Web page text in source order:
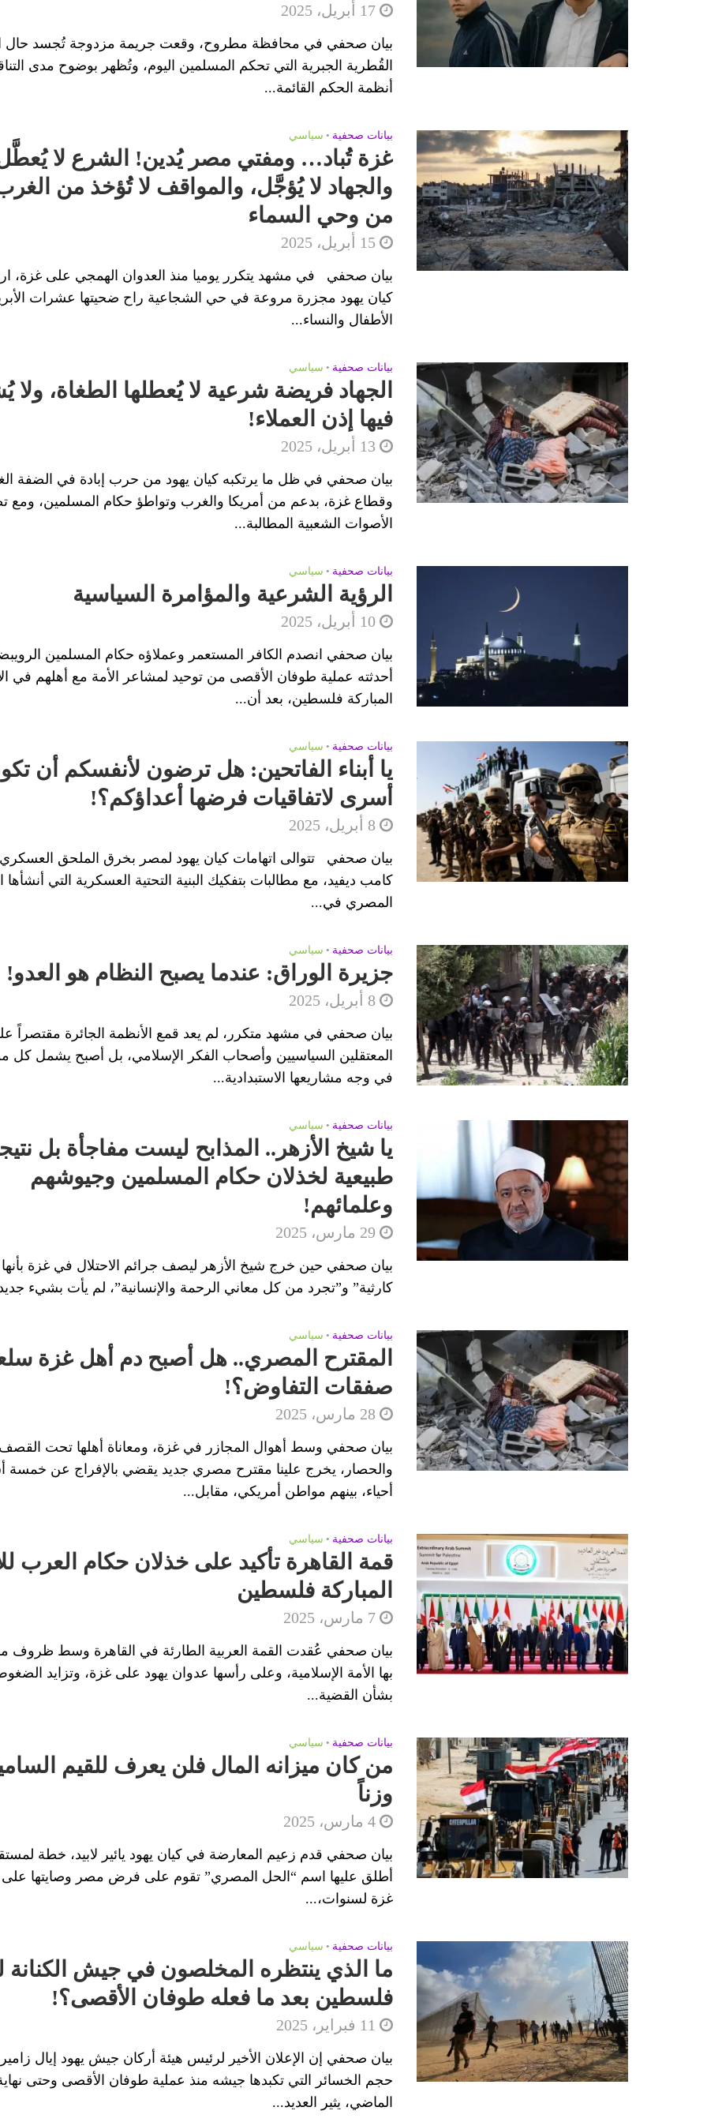
هتافات الصاعقة في العبور تعكس وعي الأمة المكبوت وتستصرخ المخلصين في الجيوش لاقتلاع العروش
طلاب مصر يدخلون البورصة!
“فسخ الزواج خلال 6 أشهر”!! هروبٌ قانوني إلى الأمام وعجزٌ عن مواجهة أصل الداء
سيناء بين السيادة الشكلية والارتهان الاستراتيجي
لقاءات تهدر فيها أموال الأمة للتآمر عليها!
تدريبات الجيش المصري ترعب علوج كيان يهود
خصخصة الحكومة للشركات البترولية تصرّف فيما لا تملك وهو باطل شرعا
مؤتمرات الهجرة هي لتجميل الواقع الأليم والهروب من المسؤولية
17 أبريل، 2025
بيان صحفي في محافظة مطروح، وقعت جريمة مزدوجة تُجسد حال
القُطرية الجبرية التي تحكم المسلمين اليوم، وتُظهر بوضوح مدى
أنظمة الحكم القائمة...
بيانات صحفية • سياسي
غزة تُباد… ومفتي مصر يُدين! الشرع لا
والجهاد لا يُؤجَّل، والمواقف لا تُؤخذ من
من وحي السماء
15 أبريل، 2025
بيان صحفي في مشهد يتكرر يوميا منذ العدوان الهمجي على غزة،
كيان يهود مجزرة مروعة في حي الشجاعية راح ضحيتها عشرات
الأطفال والنساء...
بيانات صحفية • سياسي
الجهاد فريضة شرعية لا يُعطلها الطغاة، ولا
فيها إذن العملاء!
13 أبريل، 2025
بيان صحفي في ظل ما يرتكبه كيان يهود من حرب إبادة في الضفة
وقطاع غزة، بدعم من أمريكا والغرب وتواطؤ حكام المسلمين، ومع
الأصوات الشعبية المطالبة...
بيانات صحفية • سياسي
الرؤية الشرعية والمؤامرة السياسية
10 أبريل، 2025
بيان صحفي انصدم الكافر المستعمر وعملاؤه حكام المسلمين
أحدثته عملية طوفان الأقصى من توحيد لمشاعر الأمة مع أهلهم في
المباركة فلسطين، بعد أن...
بيانات صحفية • سياسي
يا أبناء الفاتحين: هل ترضون لأنفسكم أن
أسرى لاتفاقيات فرضها أعداؤكم؟!
8 أبريل، 2025
بيان صحفي تتوالى اتهامات كيان يهود لمصر بخرق الملحق العسكري
كامب ديفيد، مع مطالبات بتفكيك البنية التحتية العسكرية التي
المصري في...
بيانات صحفية • سياسي
جزيرة الوراق: عندما يصبح النظام هو العدو!
8 أبريل، 2025
بيان صحفي في مشهد متكرر، لم يعد قمع الأنظمة الجائرة مقتصراً
المعتقلين السياسيين وأصحاب الفكر الإسلامي، بل أصبح يشمل كل
في وجه مشاريعها الاستبدادية...
بيانات صحفية • سياسي
يا شيخ الأزهر.. المذابح ليست مفاجأة بل
طبيعية لخذلان حكام المسلمين وجيوشهم
وعلمائهم!
29 مارس، 2025
بيان صحفي حين خرج شيخ الأزهر ليصف جرائم الاحتلال في غزة بأنها
كارثية” و”تجرد من كل معاني الرحمة والإنسانية”، لم يأت بشيء
بيانات صحفية • سياسي
المقترح المصري.. هل أصبح دم أهل غزة
صفقات التفاوض؟!
28 مارس، 2025
بيان صحفي وسط أهوال المجازر في غزة، ومعاناة أهلها تحت القصف
والحصار، يخرج علينا مقترح مصري جديد يقضي بالإفراج عن خمسة
أحياء، بينهم مواطن أمريكي، مقابل...
بيانات صحفية • سياسي
قمة القاهرة تأكيد على خذلان حكام العرب
المباركة فلسطين
7 مارس، 2025
بيان صحفي عُقدت القمة العربية الطارئة في القاهرة وسط ظروف
بها الأمة الإسلامية، وعلى رأسها عدوان يهود على غزة، وتزايد
بشأن القضية...
بيانات صحفية • سياسي
من كان ميزانه المال فلن يعرف للقيم
وزناً
4 مارس، 2025
بيان صحفي قدم زعيم المعارضة في كيان يهود يائير لابيد، خطة
أطلق عليها اسم “الحل المصري” تقوم على فرض مصر وصايتها
غزة لسنوات،...
بيانات صحفية • سياسي
ما الذي ينتظره المخلصون في جيش الكنانة
فلسطين بعد ما فعله طوفان الأقصى؟!
11 فبراير، 2025
بيان صحفي إن الإعلان الأخير لرئيس هيئة أركان جيش يهود إيال
حجم الخسائر التي تكبدها جيشه منذ عملية طوفان الأقصى وحتى
الماضي، يثير العديد...